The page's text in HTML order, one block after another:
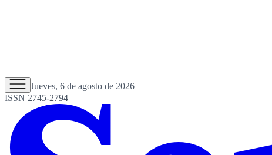
Jueves, 6 de agosto de 2026
ISSN 2745-2794